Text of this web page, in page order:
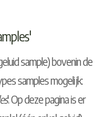
sample) bovenin de
samples mogelijk:
'. Op deze pagina is er